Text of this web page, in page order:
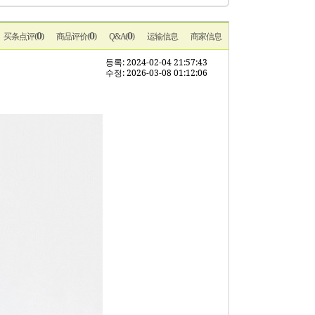
买条点评(0) 商品评价(0) Q&A(0) 运输信息 商家信息
등록: 2024-02-04 21:57:43
수정: 2026-03-08 01:12:06